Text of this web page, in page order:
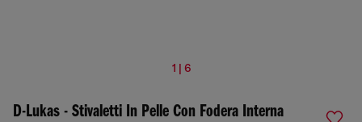
1 | 6
D-Lukas - Stivaletti In Pelle Con Fodera Interna